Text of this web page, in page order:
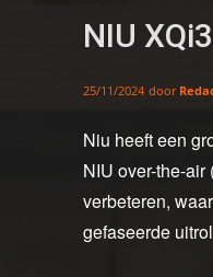
NIU
25/11/2024 door
Niu heeft een
NIU over-the-
verbeteren,
gefaseerde